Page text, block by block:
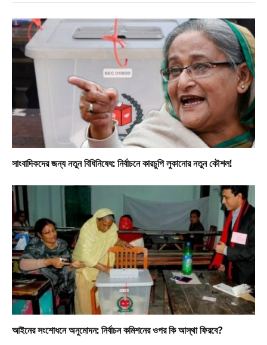
সাংবাদিকদের জন্য নতুন বিধিনিষেধ: নির্বাচনে কারচুপি লুকানোর নতুন কৌশল!
আইনের সংশোধনে অনুমোদন: নির্বাচন কমিশনের ওপর কি আস্থা ফিরবে?